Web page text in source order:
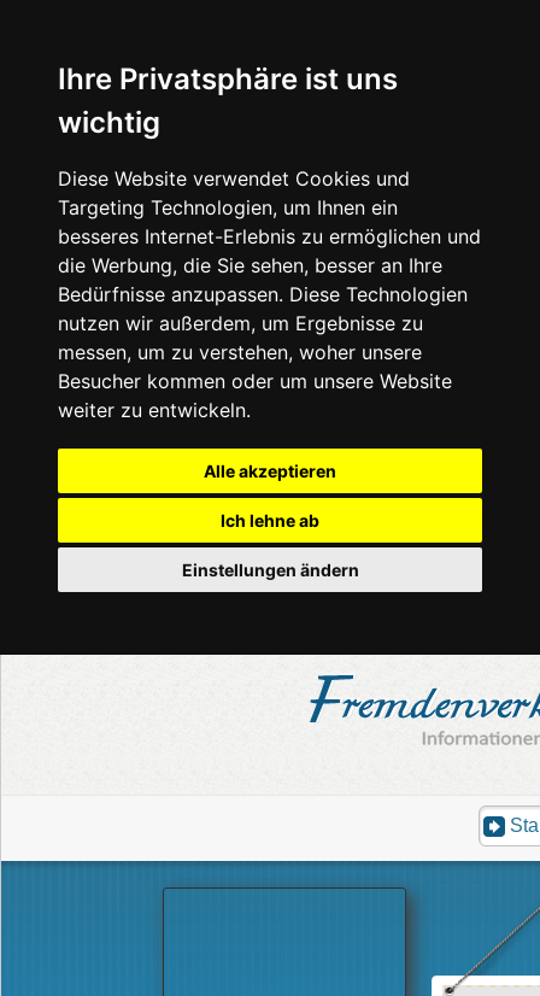
Ihre Privatsphäre ist uns
wichtig
Diese Website verwendet Cookies und
Targeting Technologien, um Ihnen ein
besseres Internet-Erlebnis zu ermöglichen und
die Werbung, die Sie sehen, besser an Ihre
Bedürfnisse anzupassen. Diese Technologien
nutzen wir außerdem, um Ergebnisse zu
messen, um zu verstehen, woher unsere
Besucher kommen oder um unsere Website
weiter zu entwickeln.
Alle akzeptieren
Ich lehne ab
Einstellungen ändern